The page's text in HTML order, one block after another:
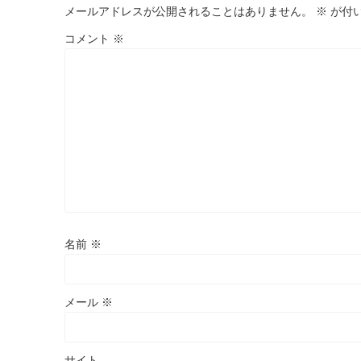
メールアドレスが公開されることはありません。 ※ が付
コメント ※
名前 ※
メール ※